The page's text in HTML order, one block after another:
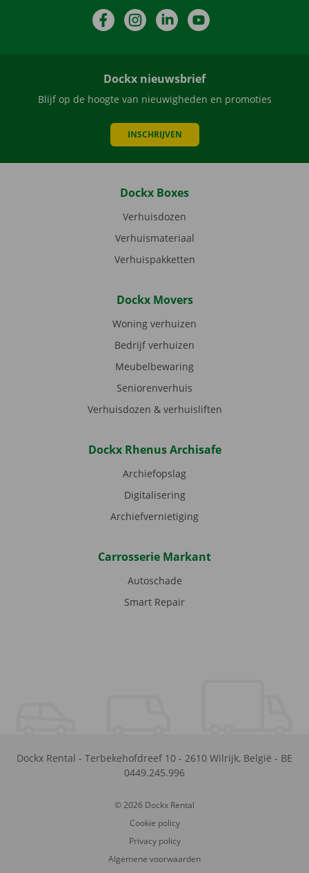
FacebookInstagramLinkedIn
Dockx nieuwsbrief
Blijf op de hoogte van nieuwigheden en promoties
INSCHRIJVEN
Dockx Boxes
Verhuisdozen
Verhuismateriaal
Verhuispakketten
Dockx Movers
Woning verhuizen
Bedrijf verhuizen
Meubelbewaring
Seniorenverhuis
Verhuisdozen & verhuisliften
Dockx Rhenus Archisafe
Archiefopslag
Digitalisering
Archiefvernietiging
Carrosserie Markant
Autoschade
Smart Repair
Dockx Rental - Terbekehofdreef 10 - 2610 Wilrijk, België - BE
0449.245.996
© 2026 Dockx Rental
Cookie policy
Privacy policy
Algemene voorwaarden